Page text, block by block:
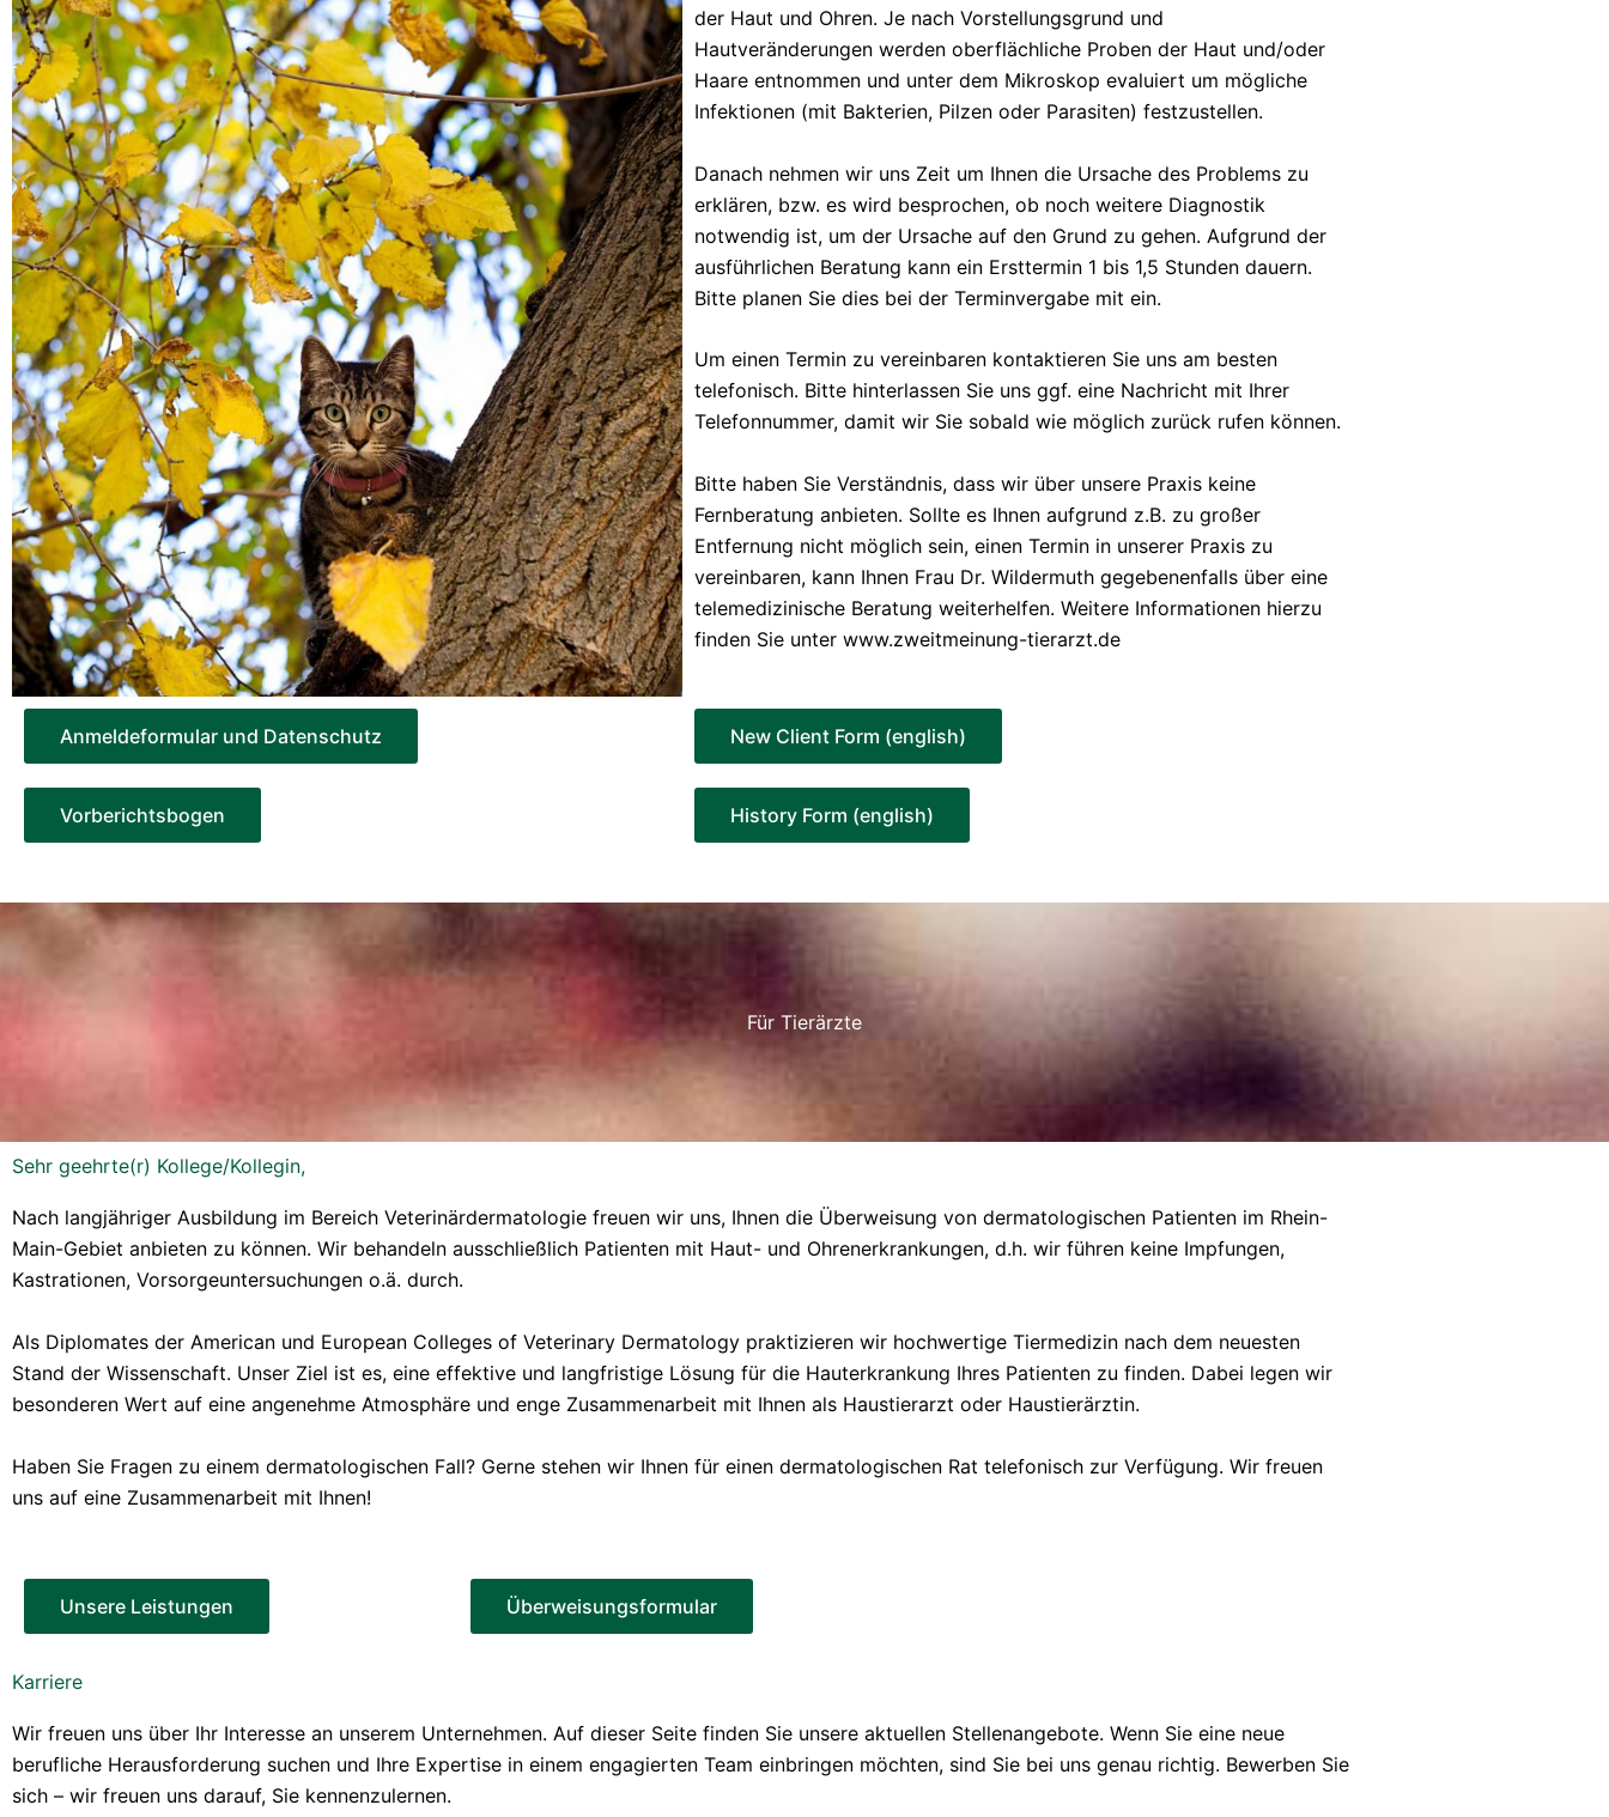
der Haut und Ohren. Je nach Vorstellungsgrund und
Hautveränderungen werden oberflächliche Proben der Haut und/oder
Haare entnommen und unter dem Mikroskop evaluiert um mögliche
Infektionen (mit Bakterien, Pilzen oder Parasiten) festzustellen.
Danach nehmen wir uns Zeit um Ihnen die Ursache des Problems zu
erklären, bzw. es wird besprochen, ob noch weitere Diagnostik
notwendig ist, um der Ursache auf den Grund zu gehen. Aufgrund der
ausführlichen Beratung kann ein Ersttermin 1 bis 1,5 Stunden dauern.
Bitte planen Sie dies bei der Terminvergabe mit ein.
Um einen Termin zu vereinbaren kontaktieren Sie uns am besten
telefonisch. Bitte hinterlassen Sie uns ggf. eine Nachricht mit Ihrer
Telefonnummer, damit wir Sie sobald wie möglich zurück rufen können.
Bitte haben Sie Verständnis, dass wir über unsere Praxis keine
Fernberatung anbieten. Sollte es Ihnen aufgrund z.B. zu großer
Entfernung nicht möglich sein, einen Termin in unserer Praxis zu
vereinbaren, kann Ihnen Frau Dr. Wildermuth gegebenenfalls über eine
telemedizinische Beratung weiterhelfen. Weitere Informationen hierzu
finden Sie unter www.zweitmeinung-tierarzt.de
Anmeldeformular und Datenschutz
Vorberichtsbogen
New Client Form (english)
History Form (english)
Für Tierärzte
Sehr geehrte(r) Kollege/Kollegin,
Nach langjähriger Ausbildung im Bereich Veterinärdermatologie freuen wir uns, Ihnen die Überweisung von dermatologischen Patienten im Rhein-
Main-Gebiet anbieten zu können. Wir behandeln ausschließlich Patienten mit Haut- und Ohrenerkrankungen, d.h. wir führen keine Impfungen,
Kastrationen, Vorsorgeuntersuchungen o.ä. durch.
Als Diplomates der American und European Colleges of Veterinary Dermatology praktizieren wir hochwertige Tiermedizin nach dem neuesten
Stand der Wissenschaft. Unser Ziel ist es, eine effektive und langfristige Lösung für die Hauterkrankung Ihres Patienten zu finden. Dabei legen wir
besonderen Wert auf eine angenehme Atmosphäre und enge Zusammenarbeit mit Ihnen als Haustierarzt oder Haustierärztin.
Haben Sie Fragen zu einem dermatologischen Fall? Gerne stehen wir Ihnen für einen dermatologischen Rat telefonisch zur Verfügung. Wir freuen
uns auf eine Zusammenarbeit mit Ihnen!
Unsere Leistungen Überweisungsformular
Karriere
Wir freuen uns über Ihr Interesse an unserem Unternehmen. Auf dieser Seite finden Sie unsere aktuellen Stellenangebote. Wenn Sie eine neue
berufliche Herausforderung suchen und Ihre Expertise in einem engagierten Team einbringen möchten, sind Sie bei uns genau richtig. Bewerben Sie
sich – wir freuen uns darauf, Sie kennenzulernen.